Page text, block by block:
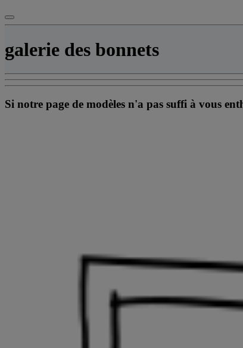
galerie des bonnets
Si notre page de modèles n'a pas suffi à vous